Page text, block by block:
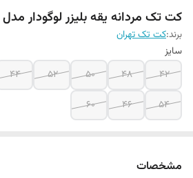
کت تک مردانه یقه بلیزر لوگودار مدل G20
برند:کت تک تهران
سایز
42
۴۸ ۵۰ ۵۲ ۴۴
۵۴
۴۶ ۶۰
مشخصات